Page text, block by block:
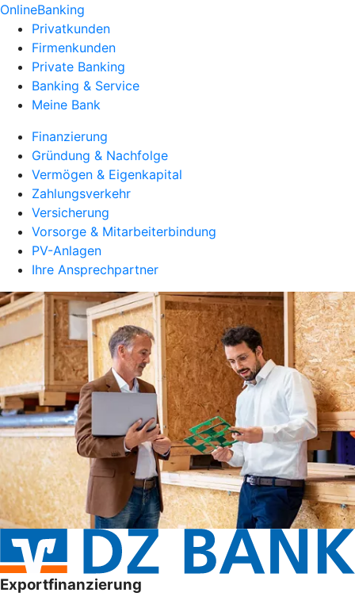
OnlineBanking
Privatkunden
Firmenkunden
Private Banking
Banking & Service
Meine Bank
Finanzierung
Gründung & Nachfolge
Vermögen & Eigenkapital
Zahlungsverkehr
Versicherung
Vorsorge & Mitarbeiterbindung
PV-Anlagen
Ihre Ansprechpartner
Exportfinanzierung